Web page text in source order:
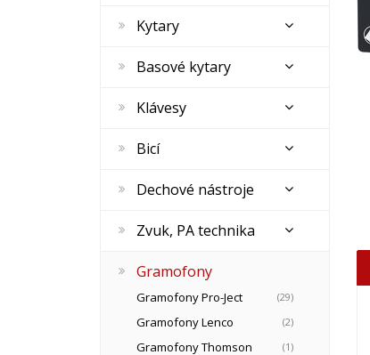
Kytary
Basové kytary
Klávesy
Bicí
Dechové nástroje
Zvuk, PA technika
Gramofony
Gramofony Pro-Ject (29)
Gramofony Lenco (2)
Gramofony Thomson (1)